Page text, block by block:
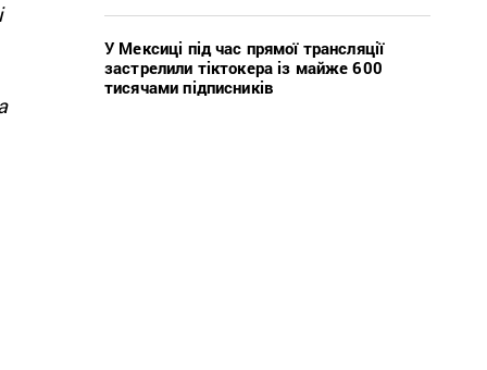
У Мексиці під час прямої трансляції
застрелили тіктокера із майже 600
тисячами підписників